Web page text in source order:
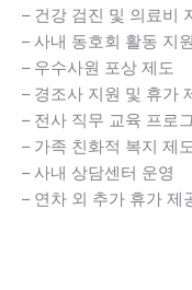
– 건강 검진 및 의료비
– 사내 동호회 활동 지원
– 우수사원 포상 제도
– 경조사 지원 및 휴가
– 전사 직무 교육 프로
– 가족 친화적 복지 제
– 사내 상담센터 운영
– 연차 외 추가 휴가 제